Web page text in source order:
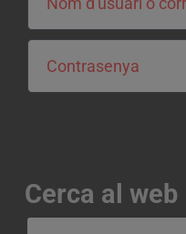
Cerca al web